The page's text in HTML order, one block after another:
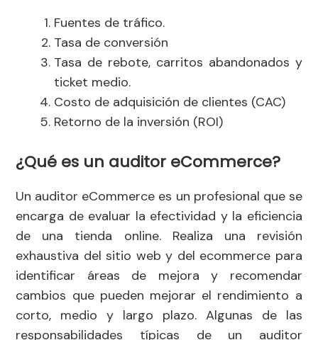
Fuentes de tráfico.
Tasa de conversión
Tasa de rebote, carritos abandonados y
ticket medio.
Costo de adquisición de clientes (CAC)
Retorno de la inversión (ROI)
¿Qué es un auditor eCommerce?
Un auditor eCommerce es un profesional que se
encarga de evaluar la efectividad y la eficiencia
de una tienda online. Realiza una revisión
exhaustiva del sitio web y del ecommerce para
identificar áreas de mejora y recomendar
cambios que pueden mejorar el rendimiento a
corto, medio y largo plazo. Algunas de las
responsabilidades típicas de un auditor